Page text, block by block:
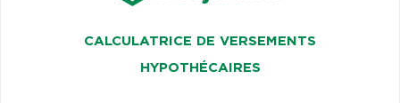
CALCULATRICE DE VERSEMENTS
HYPOTHÉCAIRES